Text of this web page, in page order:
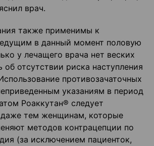
врач.
также применимы к
в данный момент половую
у лечащего врача нет веских
об отсутствии риска наступления
противозачаточных
указаниям в период
Роаккутан® следует
даже тем женщинам, которые
методов контрацепции по
(за исключением пациенток,